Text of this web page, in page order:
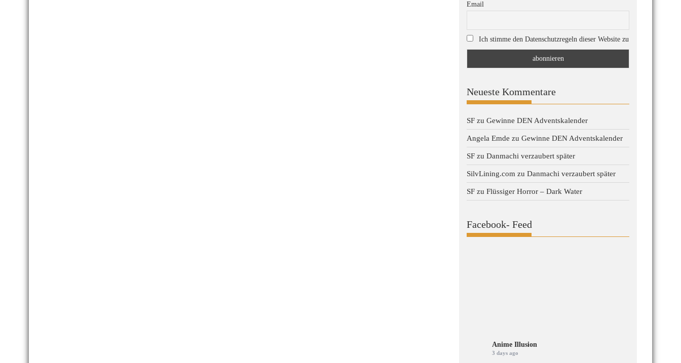
Email
Ich stimme den Datenschutzregeln dieser Website zu
Neueste Kommentare
SF zu Gewinne DEN Adventskalender
Angela Emde zu Gewinne DEN Adventskalender
SF zu Danmachi verzaubert später
SilvLining.com zu Danmachi verzaubert später
SF zu Flüssiger Horror – Dark Water
Facebook- Feed
Anime Illusion
3 days ago